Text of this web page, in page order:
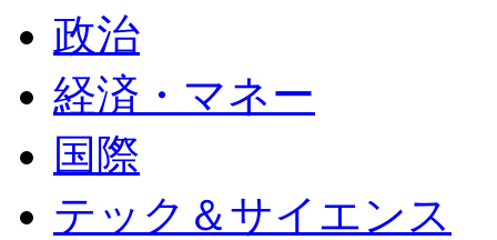
政治
経済・マネー
国際
テック＆サイエンス